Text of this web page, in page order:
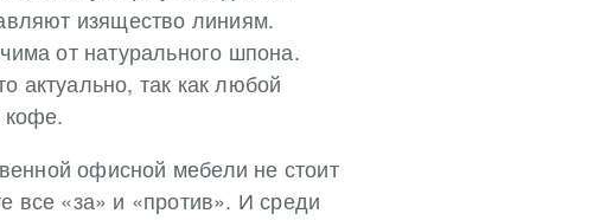
изящество линиям.
от натурального шпона.
актуально, так как любой
кофе.
офисной мебели не стоит
все «за» и «против». И среди